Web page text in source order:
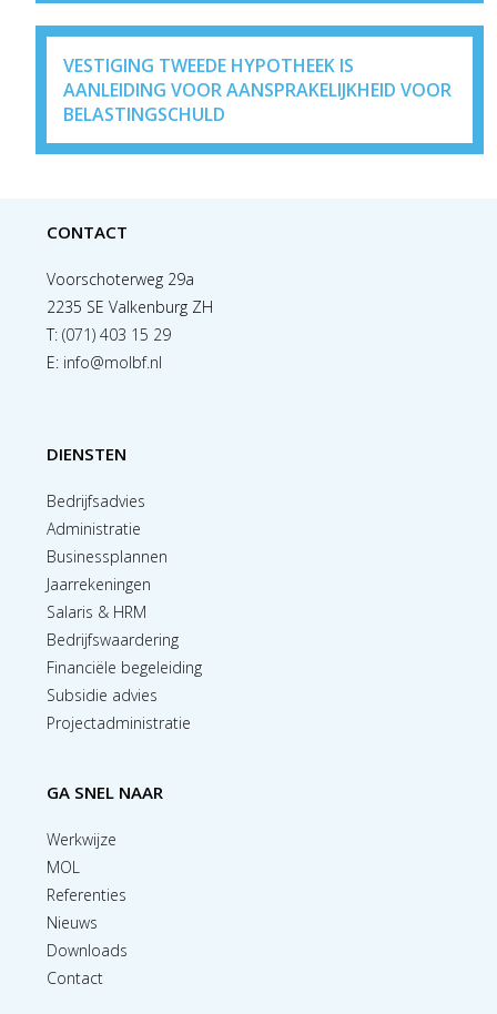
VESTIGING TWEEDE HYPOTHEEK IS
AANLEIDING VOOR AANSPRAKELIJKHEID VOOR
BELASTINGSCHULD
CONTACT
Voorschoterweg 29a
2235 SE Valkenburg ZH
T:(071) 403 15 29
E: info@molbf.nl
DIENSTEN
Bedrijfsadvies
Administratie
Businessplannen
Jaarrekeningen
Salaris & HRM
Bedrijfswaardering
Financiële begeleiding
Subsidie advies
Projectadministratie
GA SNEL NAAR
Werkwijze
MOL
Referenties
Nieuws
Downloads
Contact